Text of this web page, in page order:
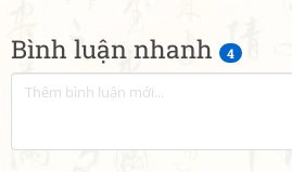
Bình luận nhanh 4